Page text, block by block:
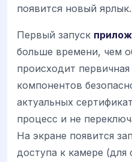
появится новый ярлык.
Первый запуск
больше времени, чем
происходит
компонентов
актуальных
процесс и не
На экране появится
доступа к камере (для